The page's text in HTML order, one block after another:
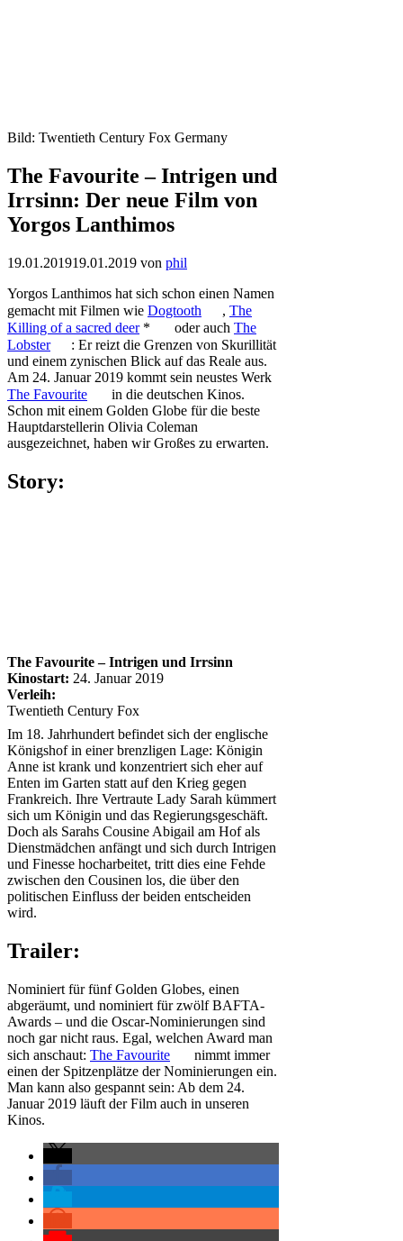
Bild: Twentieth Century Fox Germany
The Favourite – Intrigen und
Irrsinn: Der neue Film von
Yorgos Lanthimos
19.01.201919.01.2019 von phil
Yorgos Lanthimos hat sich schon einen Namen
gemacht mit Filmen wie Dogtooth , The
Killing of a sacred deer * oder auch The
Lobster
: Er reizt die Grenzen von Skurillität
und einem zynischen Blick auf das Reale aus.
Am 24. Januar 2019 kommt sein neustes Werk
The Favourite
in die deutschen Kinos.
Schon mit einem Golden Globe für die beste
Hauptdarstellerin Olivia Coleman
ausgezeichnet, haben wir Großes zu erwarten.
Story:
The Favourite – Intrigen und Irrsinn
Kinostart: 24. Januar 2019
Verleih:
Twentieth Century Fox
Im 18. Jahrhundert befindet sich der englische
Königshof in einer brenzligen Lage: Königin
Anne ist krank und konzentriert sich eher auf
Enten im Garten statt auf den Krieg gegen
Frankreich. Ihre Vertraute Lady Sarah kümmert
sich um Königin und das Regierungsgeschäft.
Doch als Sarahs Cousine Abigail am Hof als
Dienstmädchen anfängt und sich durch Intrigen
und Finesse hocharbeitet, tritt dies eine Fehde
zwischen den Cousinen los, die über den
politischen Einfluss der beiden entscheiden
wird.
Trailer:
Nominiert für fünf Golden Globes, einen
abgeräumt, und nominiert für zwölf BAFTA-
Awards – und die Oscar-Nominierungen sind
noch gar nicht raus. Egal, welchen Award man
sich anschaut: The Favourite
nimmt immer
einen der Spitzenplätze der Nominierungen ein.
Man kann also gespannt sein: Ab dem 24.
Januar 2019 läuft der Film auch in unseren
Kinos.